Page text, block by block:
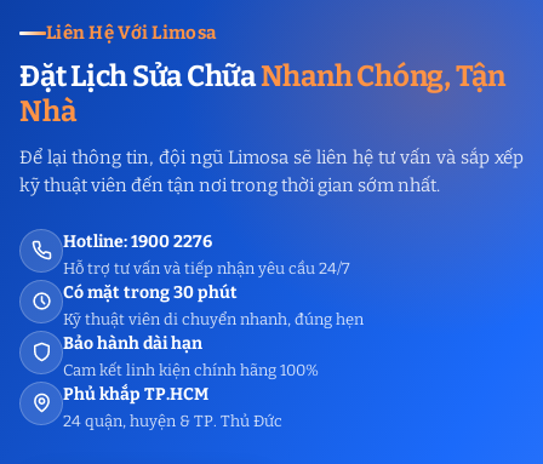
Liên Hệ Với Limosa
Đặt Lịch Sửa ChữaNhanh Chóng, Tận
Nhà
Để lại thông tin, đội ngũ Limosa sẽ liên hệ tư vấn và sắp xếp
kỹ thuật viên đến tận nơi trong thời gian sớm nhất.
Hotline: 1900 2276
Hỗ trợ tư vấn và tiếp nhận yêu cầu 24/7
Có mặt trong 30 phút
Kỹ thuật viên di chuyển nhanh, đúng hẹn
Bảo hành dài hạn
Cam kết linh kiện chính hãng 100%
Phủ khắp TP.HCM
24 quận, huyện & TP. Thủ Đức